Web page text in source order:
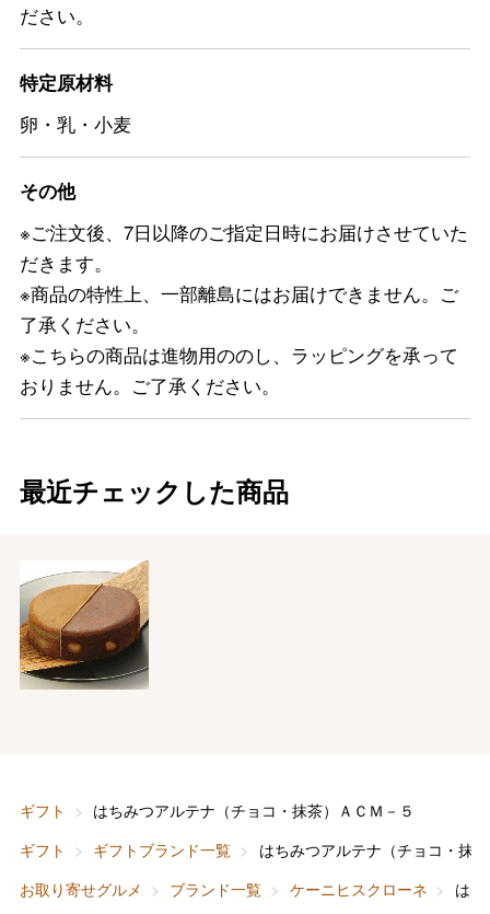
ださい。
特定原材料
卵・乳・小麦
その他
※ご注文後、7日以降のご指定日時にお届けさせていた
だきます。
※商品の特性上、一部離島にはお届けできません。ご
了承ください。
※こちらの商品は進物用ののし、ラッピングを承って
おりません。ご了承ください。
最近チェックした商品
ギフト
はちみつアルテナ（チョコ・抹茶）ＡＣＭ－５
ギフト
ギフトブランド一覧
はちみつアルテナ（チョコ・抹
お取り寄せグルメ
ブランド一覧 ケーニヒスクローネ
は
フード＆スイーツ
母の日